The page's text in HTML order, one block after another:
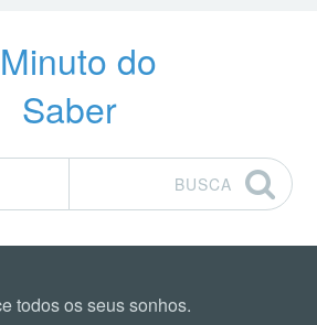
BUSCA
todos os seus sonhos.